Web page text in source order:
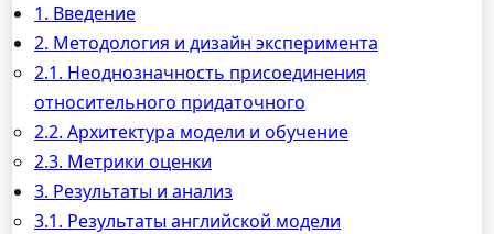
1. Введение
2. Методология и дизайн эксперимента
2.1. Неоднозначность присоединения
относительного придаточного
2.2. Архитектура модели и обучение
2.3. Метрики оценки
3. Результаты и анализ
3.1. Результаты английской модели